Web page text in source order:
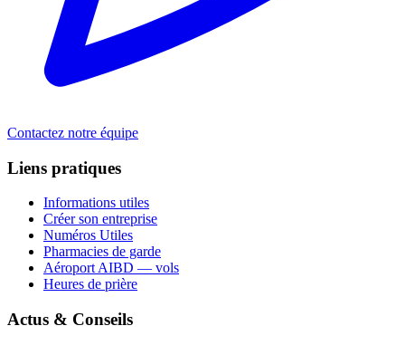
Contactez notre équipe
Liens pratiques
Informations utiles
Créer son entreprise
Numéros Utiles
Pharmacies de garde
Aéroport AIBD — vols
Heures de prière
Actus & Conseils